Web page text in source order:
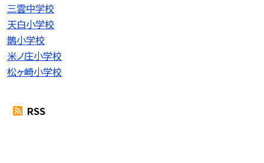
三雲中学校
天白小学校
鵲小学校
米ノ庄小学校
松ヶ崎小学校
RSS